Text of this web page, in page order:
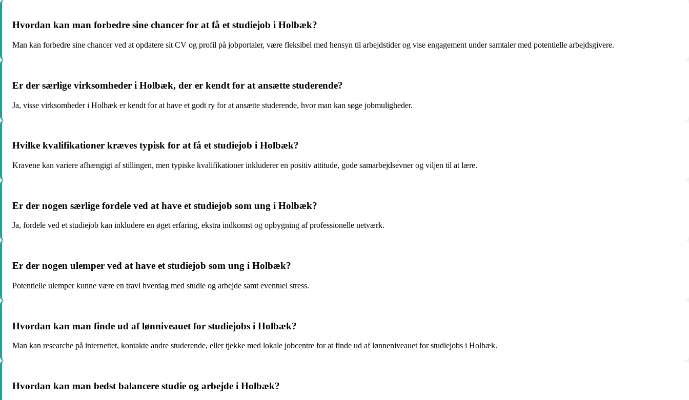
Hvordan kan man forbedre sine chancer for at få et studiejob i Holbæk?
Man kan forbedre sine chancer ved at opdatere sit CV og profil på jobportaler, være fleksibel med hensyn til arbejdstider og vise engagement under samtaler med potentielle arbejdsgivere.
Er der særlige virksomheder i Holbæk, der er kendt for at ansætte studerende?
Ja, visse virksomheder i Holbæk er kendt for at have et godt ry for at ansætte studerende, hvor man kan søge jobmuligheder.
Hvilke kvalifikationer kræves typisk for at få et studiejob i Holbæk?
Kravene kan variere afhængigt af stillingen, men typiske kvalifikationer inkluderer en positiv attitude, gode samarbejdsevner og viljen til at lære.
Er der nogen særlige fordele ved at have et studiejob som ung i Holbæk?
Ja, fordele ved et studiejob kan inkludere en øget erfaring, ekstra indkomst og opbygning af professionelle netværk.
Er der nogen ulemper ved at have et studiejob som ung i Holbæk?
Potentielle ulemper kunne være en travl hverdag med studie og arbejde samt eventuel stress.
Hvordan kan man finde ud af lønniveauet for studiejobs i Holbæk?
Man kan researche på internettet, kontakte andre studerende, eller tjekke med lokale jobcentre for at finde ud af lønneniveauet for studiejobs i Holbæk.
Hvordan kan man bedst balancere studie og arbejde i Holbæk?